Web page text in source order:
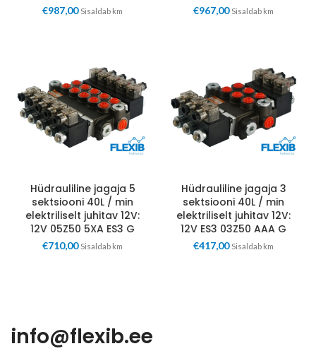
€987,00 Sisaldab km €967,00 Sisaldab km
Hüdrauliline jagaja 5
sektsiooni 40L / min
elektriliselt juhitav 12V:
12V 05Z50 5XA ES3 G
€710,00 Sisaldab km
Hüdrauliline jagaja 3
sektsiooni 40L / min
elektriliselt juhitav 12V:
12V ES3 03Z50 AAA G
€417,00 Sisaldab km
info@flexib.ee